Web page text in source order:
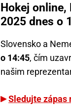
Hokej online,
2025 dnes o
Slovensko a
o 14:45, čím
našim
Sledujte zápas